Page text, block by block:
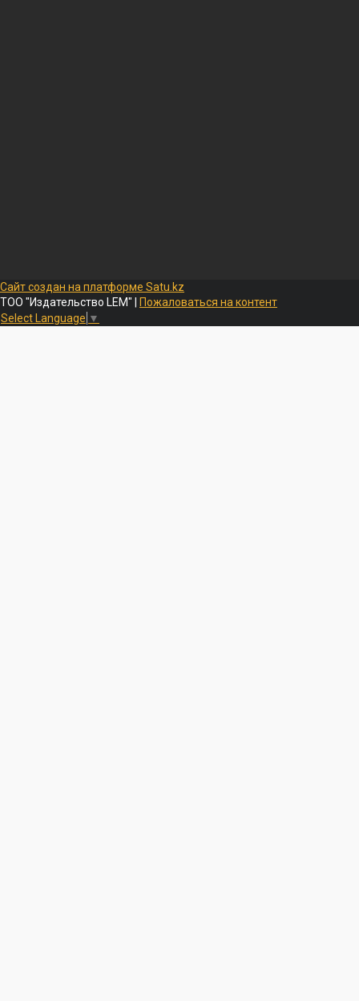
Сайт создан на платформе Satu.kz
ТОО "Издательство LEM" |
Пожаловаться на контент
Select Language ▼